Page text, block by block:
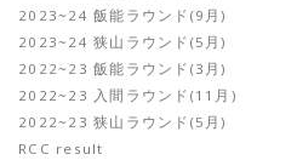
2023~24 飯能ラウンド(9月)
2023~24 狭山ラウンド(5月)
2022~23 飯能ラウンド(3月)
2022~23 入間ラウンド(11月)
2022~23 狭山ラウンド(5月)
RCC result